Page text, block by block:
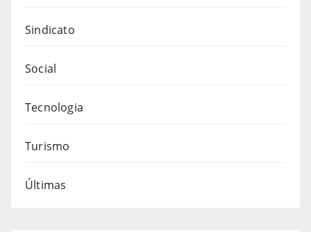
Sindicato
Social
Tecnologia
Turismo
Últimas